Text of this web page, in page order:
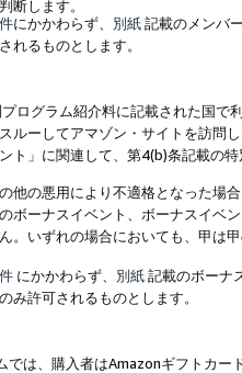
断します。
にかかわらず、 別紙記載のメンバ
れるものとします。
ログラム紹介料に記載された国で
ルーしてアマゾン・サイトを訪問
ト」に関連して、第4(b)条記載の
他の悪用により不適格となった場
ボーナスイベント、ボーナスイベ
。いずれの場合においても、甲は
にかかわらず、 別紙記載のボーナ
み許可されるものとします。
では、購入者はAmazonギフトカ